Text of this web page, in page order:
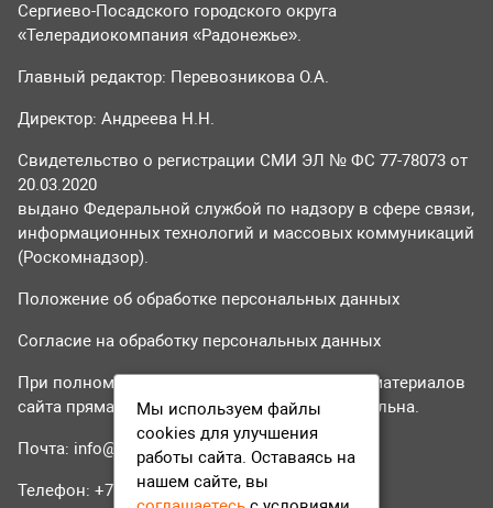
Сергиево-Посадского городского округа
«Телерадиокомпания «Радонежье».
Главный редактор: Перевозникова О.А.
Директор: Андреева Н.Н.
Свидетельство о регистрации СМИ ЭЛ № ФС 77-78073 от
20.03.2020
выдано Федеральной службой по надзору в сфере связи,
информационных технологий и массовых коммуникаций
(Роскомнадзор).
Положение об обработке персональных данных
Согласие на обработку персональных данных
При полном или частичном использовании материалов
сайта прямая гиперссылка на tvr24.tv обязательна.
Почта: info@tvr24.tv
Телефон: +7 (496) 551-04-95
Мы используем файлы
cookies для улучшения
работы сайта. Оставаясь на
нашем сайте, вы